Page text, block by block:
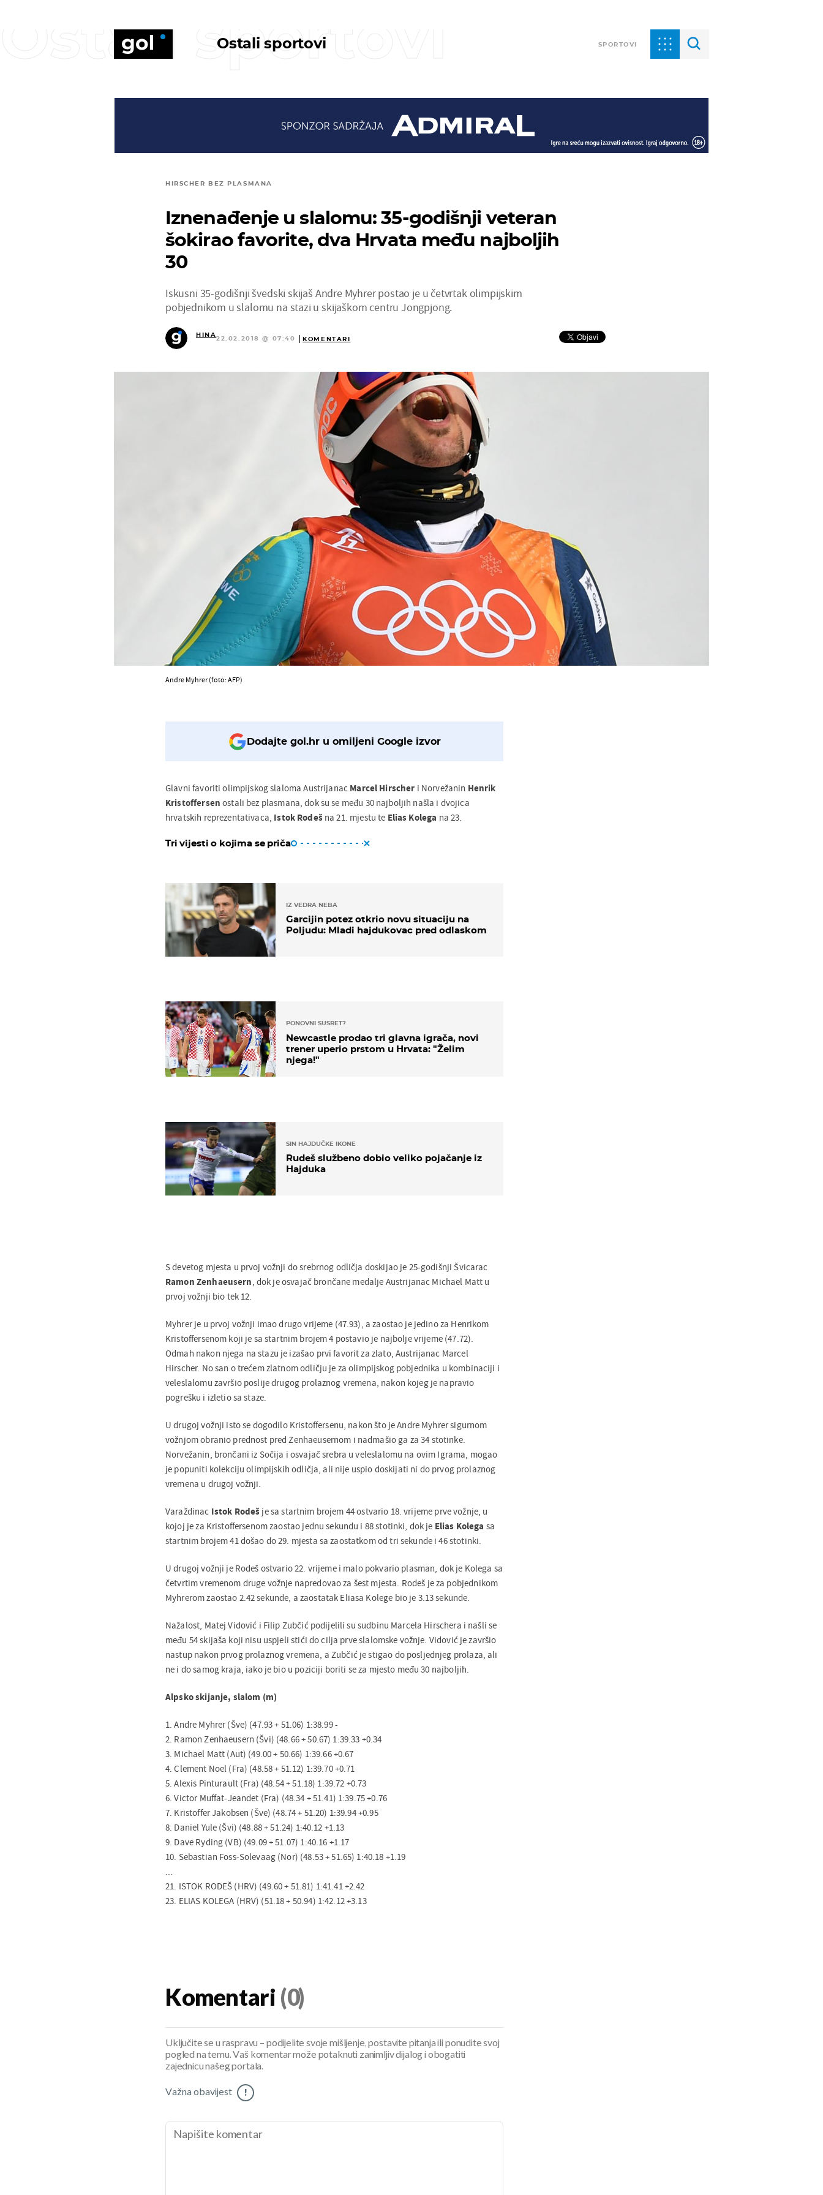
Ostali sportovi SPORTOVI
Ostali sportovi
HIRSCHER BEZ PLASMANA
Iznenađenje u slalomu: 35-godišnji veteran
šokirao favorite, dva Hrvata među najboljih
30
Iskusni 35-godišnji švedski skijaš Andre Myhrer postao je u četvrtak olimpijskim
pobjednikom u slalomu na stazi u skijaškom centru Jongpjong.
HINA
22.02.2018 @ 07:40 KOMENTARI
Andre Myhrer (foto: AFP)
Dodajte gol.hr u omiljeni Google izvor
Glavni favoriti olimpijskog slaloma Austrijanac Marcel Hirscher i Norvežanin Henrik
Kristoffersen ostali bez plasmana, dok su se među 30 najboljih našla i dvojica
hrvatskih reprezentativaca, Istok Rodešna 21. mjestu te Elias Kolega na 23.
Tri vijesti o kojima se priča
IZ VEDRA NEBA
Garcijin potez otkrio novu situaciju na
Poljudu: Mladi hajdukovac pred odlaskom
PONOVNI SUSRET?
Newcastle prodao tri glavna igrača, novi
trener uperio prstom u Hrvata: "Želim
njega!"
SIN HAJDUČKE IKONE
Rudeš službeno dobio veliko pojačanje iz
Hajduka
S devetog mjesta u prvoj vožnji do srebrnog odličja doskijao je 25-godišnji Švicarac
Ramon Zenhaeusern, dok je osvajač brončane medalje Austrijanac Michael Matt u
prvoj vožnji bio tek 12.
Myhrer je u prvoj vožnji imao drugo vrijeme (47.93), a zaostao je jedino za Henrikom
Kristoffersenom koji je sa startnim brojem 4 postavio je najbolje vrijeme (47.72).
Odmah nakon njega na stazu je izašao prvi favorit za zlato, Austrijanac Marcel
Hirscher. No san o trećem zlatnom odličju je za olimpijskog pobjednika u kombinaciji i
veleslalomu završio poslije drugog prolaznog vremena, nakon kojeg je napravio
pogrešku i izletio sa staze.
U drugoj vožnji isto se dogodilo Kristoffersenu, nakon što je Andre Myhrer sigurnom
vožnjom obranio prednost pred Zenhaeusernom i nadmašio ga za 34 stotinke.
Norvežanin, brončani iz Sočija i osvajač srebra u veleslalomu na ovim Igrama, mogao
je popuniti kolekciju olimpijskih odličja, ali nije uspio doskijati ni do prvog prolaznog
vremena u drugoj vožnji.
Varaždinac Istok Rodeš je sa startnim brojem 44 ostvario 18. vrijeme prve vožnje, u
kojoj je za Kristoffersenom zaostao jednu sekundu i 88 stotinki, dok je Elias Kolega sa
startnim brojem 41 došao do 29. mjesta sa zaostatkom od tri sekunde i 46 stotinki.
U drugoj vožnji je Rodeš ostvario 22. vrijeme i malo pokvario plasman, dok je Kolega sa
četvrtim vremenom druge vožnje napredovao za šest mjesta. Rodeš je za pobjednikom
Myhrerom zaostao 2.42 sekunde, a zaostatak Eliasa Kolege bio je 3.13 sekunde.
Nažalost, Matej Vidović i Filip Zubčić podijelili su sudbinu Marcela Hirschera i našli se
među 54 skijaša koji nisu uspjeli stići do cilja prve slalomske vožnje. Vidović je završio
nastup nakon prvog prolaznog vremena, a Zubčić je stigao do posljednjeg prolaza, ali
ne i do samog kraja, iako je bio u poziciji boriti se za mjesto među 30 najboljih.
Alpsko skijanje, slalom (m)
1. Andre Myhrer (Šve) (47.93 + 51.06) 1:38.99 -
2. Ramon Zenhaeusern (Švi) (48.66 + 50.67) 1:39.33 +0.34
3. Michael Matt (Aut) (49.00 + 50.66) 1:39.66 +0.67
4. Clement Noel (Fra) (48.58 + 51.12) 1:39.70 +0.71
5. Alexis Pinturault (Fra) (48.54 + 51.18) 1:39.72 +0.73
6. Victor Muffat-Jeandet (Fra) (48.34 + 51.41) 1:39.75 +0.76
7. Kristoffer Jakobsen (Šve) (48.74 + 51.20) 1:39.94 +0.95
8. Daniel Yule (Švi) (48.88 + 51.24) 1:40.12 +1.13
9. Dave Ryding (VB) (49.09 + 51.07) 1:40.16 +1.17
10. Sebastian Foss-Solevaag (Nor) (48.53 + 51.65) 1:40.18 +1.19
...
21. ISTOK RODEŠ (HRV) (49.60 + 51.81) 1:41.41 +2.42
23. ELIAS KOLEGA (HRV) (51.18 + 50.94) 1:42.12 +3.13
Komentari (0)
Uključite se u raspravu – podijelite svoje mišljenje, postavite pitanja ili ponudite svoj
pogled na temu. Vaš komentar može potaknuti zanimljiv dijalog i obogatiti
zajednicu našeg portala.
Važna obavijest !